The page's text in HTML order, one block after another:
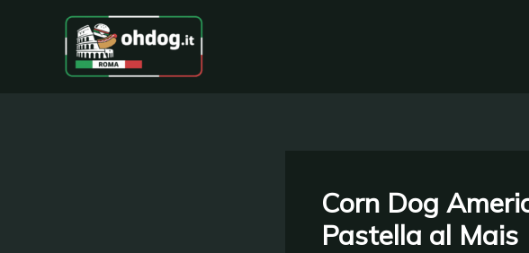
contenuto
Corn Dog
Pastella al Mais